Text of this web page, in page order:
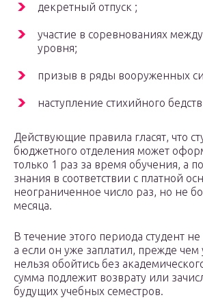
декретный отпуск ;
участие в соревнованиях
уровня;
призыв в ряды вооруженных
наступление стихийного
Действующие правила гласят, что
бюджетного отделения может
только 1 раз за время обучения, а
знания в соответствии с платной
неограниченное число раз, но не
месяца.
В течение этого периода студент
а если он уже заплатил, прежде чем
нельзя обойтись без
сумма подлежит возврату или
будущих учебных семестров.